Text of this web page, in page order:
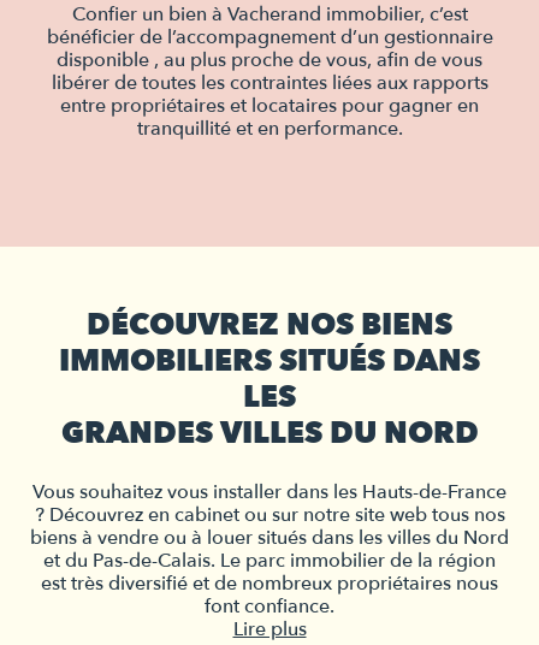
Confier un bien à Vacherand immobilier, c’est
bénéficier de l’accompagnement d’un gestionnaire
disponible , au plus proche de vous, afin de vous
libérer de toutes les contraintes liées aux rapports
entre propriétaires et locataires pour gagner en
tranquillité et en performance.
DÉCOUVREZ NOS BIENS
IMMOBILIERS SITUÉS DANS
LES
GRANDES VILLES DU NORD
Vous souhaitez vous installer dans les Hauts-de-France
? Découvrez en cabinet ou sur notre site web tous nos
biens à vendre ou à louer situés dans les villes du Nord
et du Pas-de-Calais. Le parc immobilier de la région
est très diversifié et de nombreux propriétaires nous
font confiance.
Lire plus